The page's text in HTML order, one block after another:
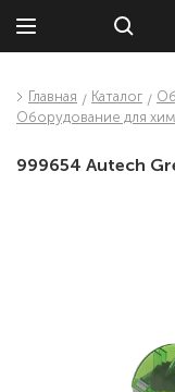
Главная Каталог
Оборудование для
999654 Autech